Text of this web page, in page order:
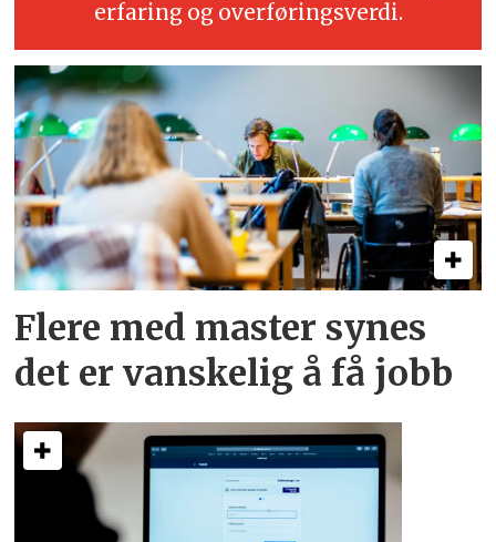
erfaring og overføringsverdi.
Flere med master synes
det er vanskelig å få jobb